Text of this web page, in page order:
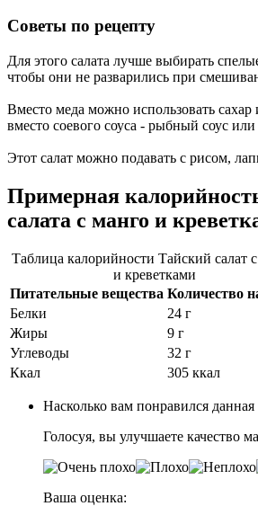
Советы по рецепту
Для этого салата лучше выбирать
чтобы они не разварились при
Вместо меда можно использовать
вместо соевого соуса - рыбный соус
Этот салат можно подавать с рисом,
Примерная
салата с манго и
Таблица калорийности Тайский салат
и креветками
Питательные вещества Количество
Ккал 305 ккал
Белки
24 г
Жиры
9 г
Углеводы
32 г
Насколько вам понравился данная
Голосуя, вы улучшаете качество
Ваша оценка: